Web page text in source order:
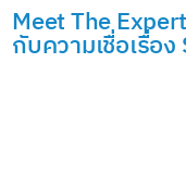
Meet The
กับความเชื่อเรื่อง